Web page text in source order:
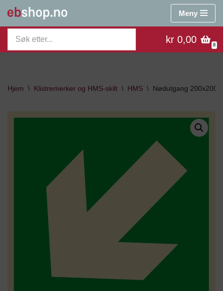
Hopp
innholdet
Meny
kr 0,00 0
Hjem \ Klistremerker og HMS-skilt \ HMS \ Nødutgang